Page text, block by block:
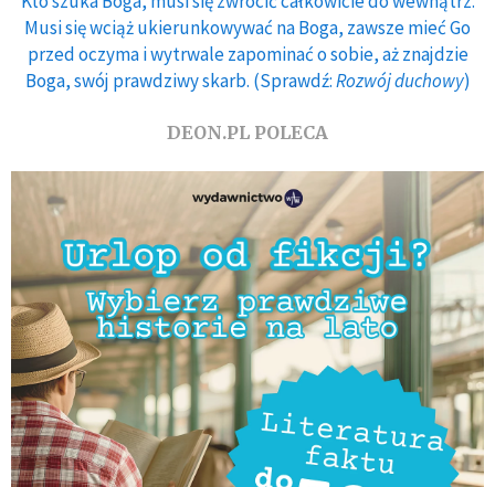
Musi się wciąż ukierunkowywać na Boga, zawsze mieć Go
przed oczyma i wytrwale zapominać o sobie, aż znajdzie
Boga, swój prawdziwy skarb. (Sprawdź:Rozwój duchowy)
DEON.PL POLECA